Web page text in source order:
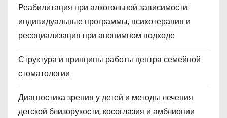
Реабилитация при алкогольной зависимости:
индивидуальные программы, психотерапия и
ресоциализация при анонимном подходе
Структура и принципы работы центра семейной
стоматологии
Диагностика зрения у детей и методы лечения
детской близорукости, косоглазия и амблиопии